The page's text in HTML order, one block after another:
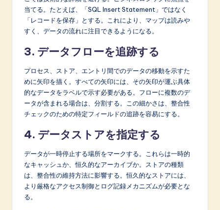
当てる。たとえば、「SQL Insert Statement」ではなく
「レコードを保存」とする。これにより、マップは読みや
すく、データの流れに注目できるようになる。
3. データフローを追跡する
プロセス、ストア、エントリ間でのデータの移動を示すた
めに矢印を描く。すべての矢印には、その矢印が運ぶ具体
的なデータをラベルで示す必要がある。フローに複数のデ
ータが含まれる場合は、分割する。この細かさは、整合性
チェックのための特定フィールドの追跡を容易にする。
4. データストアを指定する
データが一時停止する場所をマークする。これらは一時的
なキャッシュか、恒久的なアーカイブか。ストアの種類
は、整合性の維持方法に影響する。恒久的なストアには、
より厳格なアクセス制御とログ記録メカニズムが必要とな
る。